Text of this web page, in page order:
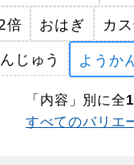
倍
おはぎ カ
じゅう ようか
「内容」別に全
すべてのバリエ